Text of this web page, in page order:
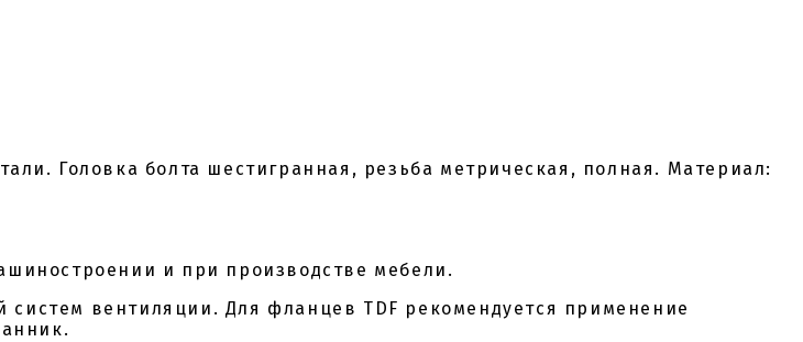
Головка болта шестигранная, резьба метрическая, полная. Материал:
и при производстве мебели.
систем вентиляции. Для фланцев TDF рекомендуется применение